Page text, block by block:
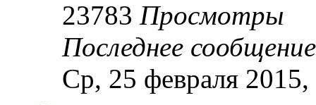
23783 Просмотры
Последнее
Ср, 25 февраля